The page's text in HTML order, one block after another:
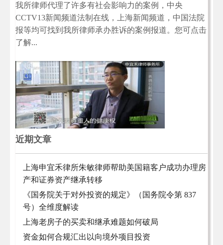
我所律师代理了许多有社会影响力的案例，中央
CCTV13新闻频道法制在线，上海新闻频道，中国法院
报等均可找到我所律师承办胜诉的案例报道。您可点击
了解...
近期文章
上海申宜禾律所朱敏律师帮助美国籍客户成功办理房
产和证券资产继承转移
《国务院关于对外投资的规定》（国务院令第 837
号）全维度解读
上海老房子的买卖和继承难题如何破局
资金如何合规汇出以向境外项目投资